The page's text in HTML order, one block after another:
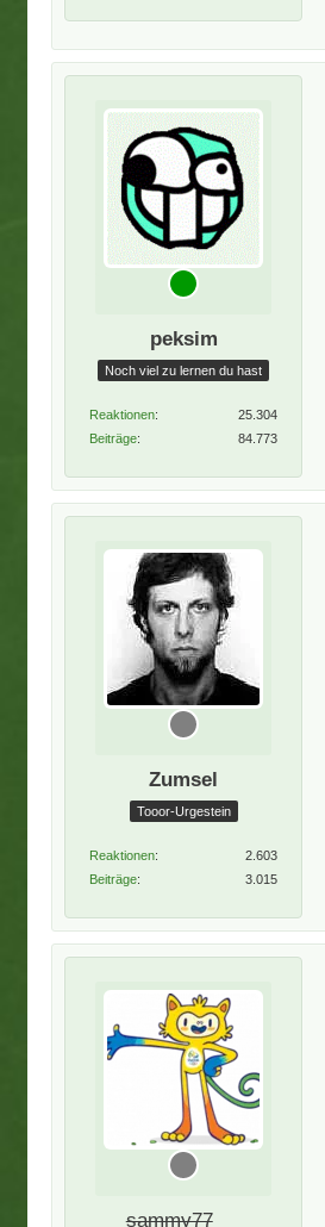
peksim
Noch viel zu lernen du hast
Reaktionen
25.304
Beiträge
84.773
Zumsel
Tooor-Urgestein
Reaktionen
2.603
Beiträge
3.015
sammy77